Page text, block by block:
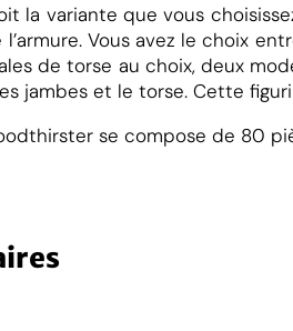
o
d
t
h
i
la variante que vous
l’armure. Vous avez le choix
de torse au choix, deux
jambes et le torse. Cette
se compose de 80